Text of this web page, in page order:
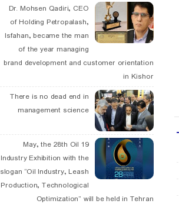
Dr. Mohsen Qadiri, CEO
of Holding Petropalash,
Isfahan, became the man
of the year managing
brand development and customer orientation
in Kishor
There is no dead end in
management science
19 May, the 28th Oil
Industry Exhibition with the
slogan “Oil Industry, Leash
Production, Technological
Optimization” will be held in Tehran